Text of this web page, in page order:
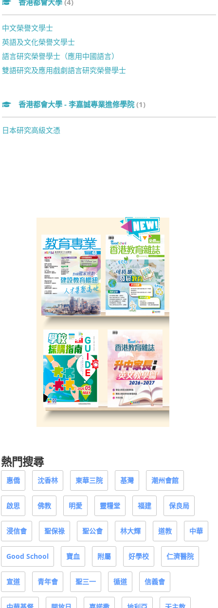
香港都會大學 (4)
中文榮譽文學士
英語及文化榮譽文學士
語言研究榮譽學士（應用中國語言）
雙語研究及應用戲劇語言研究榮譽學士
香港都會大學 - 李嘉誠專業進修學院 (1)
日本研究高級文憑
熱門搜尋
惠僑 沈香林 東華三院 基灣 潮州會館
啟思 佛教 明愛 靈糧堂 福建 保良局
浸信會 聖保祿 聖公會 林大輝 道教 中華
Good School 寶血 附屬 好學校 仁濟醫院
宣道 青年會 聖三一 循道 信義會